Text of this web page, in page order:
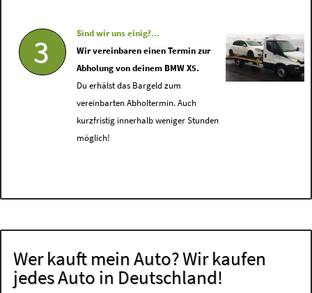
3
Sind wir uns einig?...
Wir vereinbaren einen Termin zur
Abholung von deinem BMW X5.
Du erhälst das Bargeld zum
vereinbarten Abholtermin. Auch
kurzfristig innerhalb weniger Stunden
möglich!
Wer kauft mein Auto? Wir kaufen
jedes Auto in Deutschland!